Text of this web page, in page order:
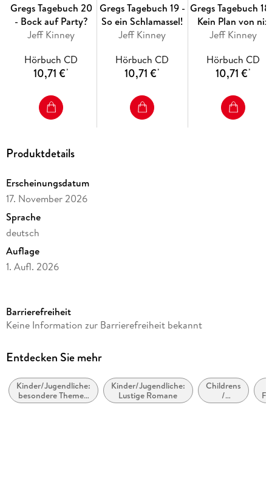
Gregs Tagebuch 20
- Bock auf Party?
Jeff Kinney
Hörbuch CD
10,71 €*
Gregs Tagebuch 19 -
So ein Schlamassel!
Jeff Kinney
Hörbuch CD
10,71 €*
Gregs Tagebuch
Kein Plan von nix
Jeff Kinney
Hörbuch CD
10,71 €*
Produktdetails
Erscheinungsdatum
17. November 2026
Sprache
deutsch
Auflage
1. Aufl. 2026
Altersempfehlung
Reihe
Autor/Autorin
Jeff Kinney
Barrierefreiheit
Keine Information zur Barrierefreiheit bekannt
Entdecken Sie mehr
Kinder/Jugendliche:
besondere Themen
& Vergleichbares
Kinder/Jugendliche:
Lustige Romane
Childrens
/
Teenage